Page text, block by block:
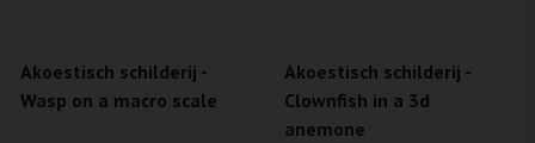
Akoestisch schilderij -
Wasp on a macro scale
Akoestisch schilderij -
Clownfish in a 3d
anemone